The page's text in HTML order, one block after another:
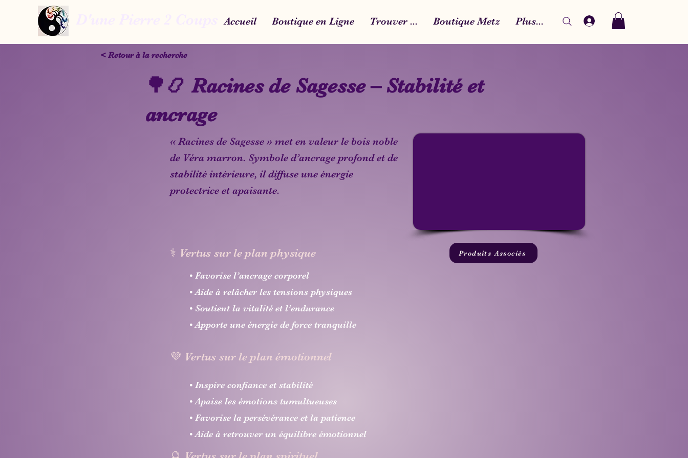
Accueil Boutique en Ligne Trouver ... Boutique Metz Plus...
< Retour à la recherche
🌳📿 Racines de Sagesse – Stabilité et
ancrage
« Racines de Sagesse » met en valeur le bois noble
de Véra marron. Symbole d’ancrage profond et de
stabilité intérieure, il diffuse une énergie
protectrice et apaisante.
⚕️ Vertus sur le plan physique Produits Associès
• Favorise l’ancrage corporel
• Aide à relâcher les tensions physiques
• Soutient la vitalité et l’endurance
• Apporte une énergie de force tranquille
💜 Vertus sur le plan émotionnel
• Inspire confiance et stabilité
• Apaise les émotions tumultueuses
• Favorise la persévérance et la patience
• Aide à retrouver un équilibre émotionnel